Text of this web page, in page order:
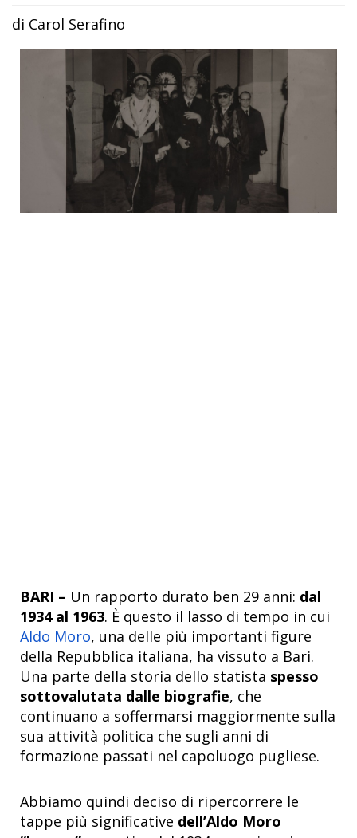
di Carol Serafino
BARI – Un rapporto durato ben 29 anni: dal
1934 al 1963. È questo il lasso di tempo in cui
Aldo Moro, una delle più importanti figure
della Repubblica italiana, ha vissuto a Bari.
Una parte della storia dello statista spesso
sottovalutata dalle biografie, che
continuano a soffermarsi maggiormente sulla
sua attività politica che sugli anni di
formazione passati nel capoluogo pugliese.
Abbiamo quindi deciso di ripercorrere le
tappe più significative dell’Aldo Moro